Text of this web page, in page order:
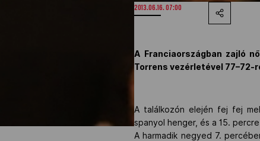
2013.06.16. 07:00
A Franciaországban zajló
Torrens vezérletével 77–72-
A találkozón elején fej fej
spanyol henger, és a 15.
A harmadik negyed 7.